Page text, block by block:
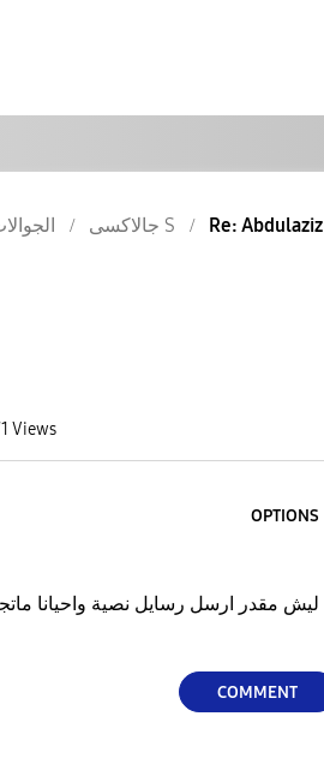
جالاكسى S Re: Abdulaziz
Views
OPTIONS
ليش مقدر ارسل رسايل نصية واحيانا
COMMENT